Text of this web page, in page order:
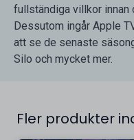
fullständiga villkor innan
Dessutom ingår Apple
att se de senaste
Silo och mycket mer.
Fler produkter